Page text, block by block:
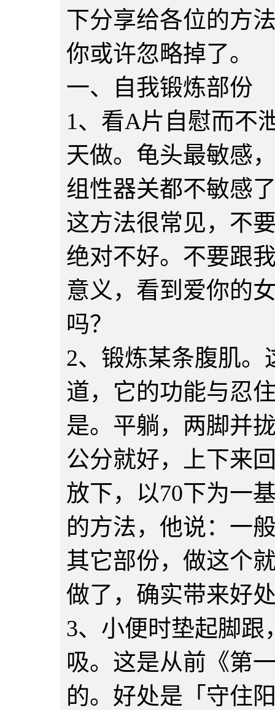
下分享给各位的方
你或许忽略掉了。
一、自我锻炼部份
1、看A片自慰而不
天做。龟头最敏感
组性器关都不敏感
这方法很常见，不
绝对不好。不要跟
意义，看到爱你的
吗？
2、锻炼某条腹肌
道，它的功能与忍
是。平躺，两脚并
公分就好，上下来
放下，以70下为一
的方法，他说：一
其它部份，做这个
做了，确实带来好
3、小便时垫起脚
吸。这是从前《第
的。好处是「守住